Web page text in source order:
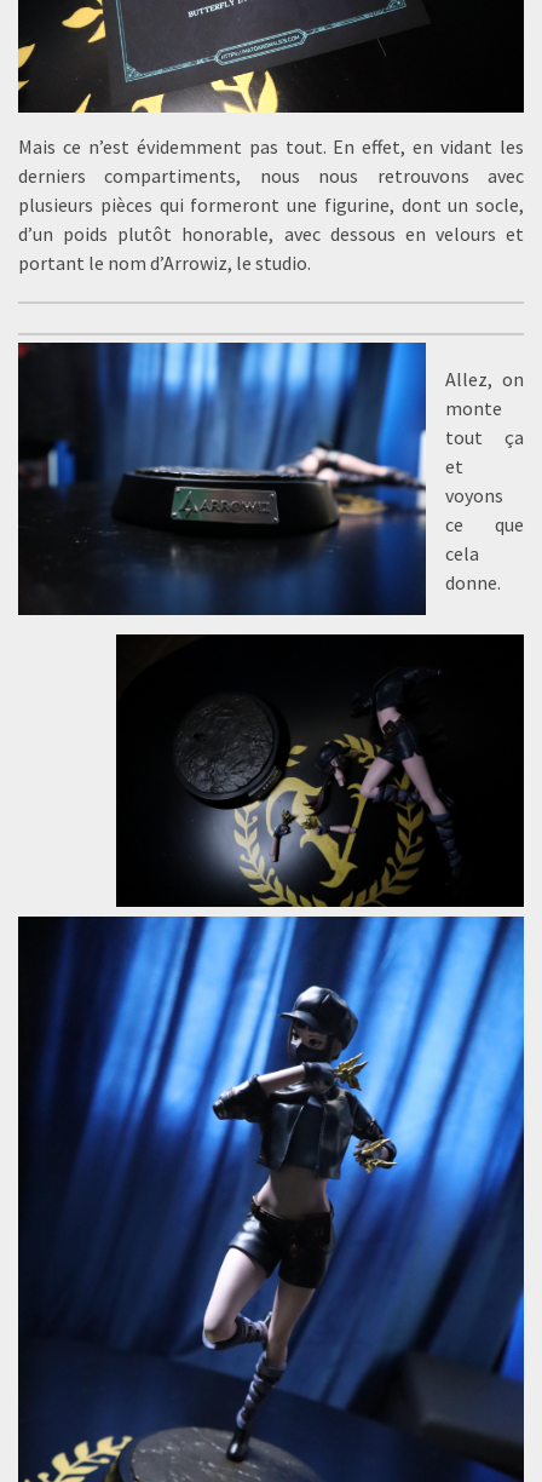
Mais ce n’est évidemment pas tout. En effet, en vidant les
derniers compartiments, nous nous retrouvons avec
plusieurs pièces qui formeront une figurine, dont un socle,
d’un poids plutôt honorable, avec dessous en velours et
portant le nom d’Arrowiz, le studio.
Allez, on
monte
tout ça
et
voyons
ce que
cela
donne.